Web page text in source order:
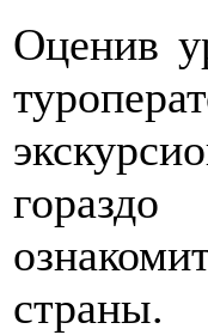
Оценив
страны.